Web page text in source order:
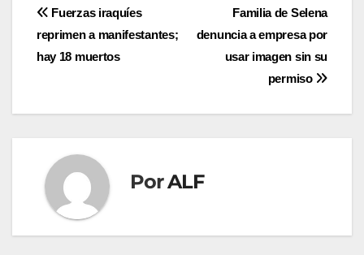
Navegación
de
Familia de Selena
denuncia a empresa por
usar imagen sin su
permiso
Fuerzas iraquíes
reprimen a manifestantes;
hay 18 muertos
PorALF